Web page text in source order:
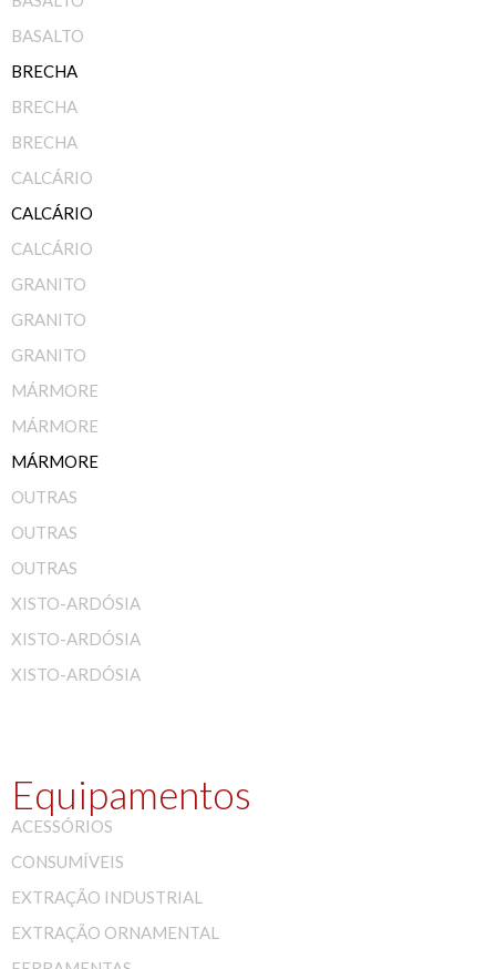
BASALTO
BRECHA
BRECHA
BRECHA
CALCÁRIO
CALCÁRIO
CALCÁRIO
GRANITO
GRANITO
GRANITO
MÁRMORE
MÁRMORE
MÁRMORE
OUTRAS
OUTRAS
OUTRAS
XISTO-ARDÓSIA
XISTO-ARDÓSIA
XISTO-ARDÓSIA
Equipamentos
ACESSÓRIOS
CONSUMÍVEIS
EXTRAÇÃO INDUSTRIAL
EXTRAÇÃO ORNAMENTAL